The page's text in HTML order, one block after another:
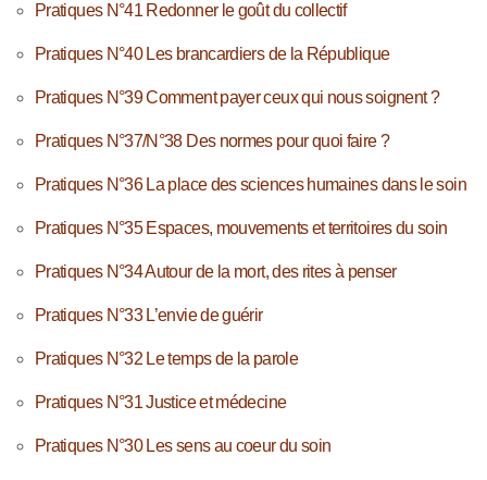
Pratiques N°41 Redonner le goût du collectif
Pratiques N°40 Les brancardiers de la République
Pratiques N°39 Comment payer ceux qui nous soignent ?
Pratiques N°37/N°38 Des normes pour quoi faire ?
Pratiques N°36 La place des sciences humaines dans le soin
Pratiques N°35 Espaces, mouvements et territoires du soin
Pratiques N°34 Autour de la mort, des rites à penser
Pratiques N°33 L’envie de guérir
Pratiques N°32 Le temps de la parole
Pratiques N°31 Justice et médecine
Pratiques N°30 Les sens au coeur du soin